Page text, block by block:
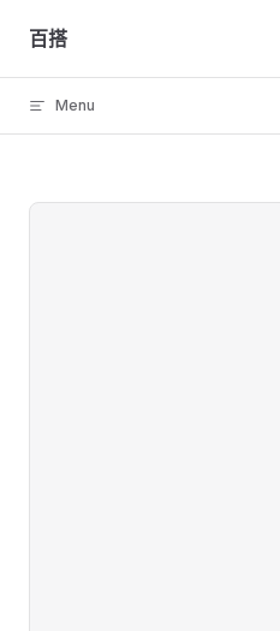
Skip to content
百搭
Menu